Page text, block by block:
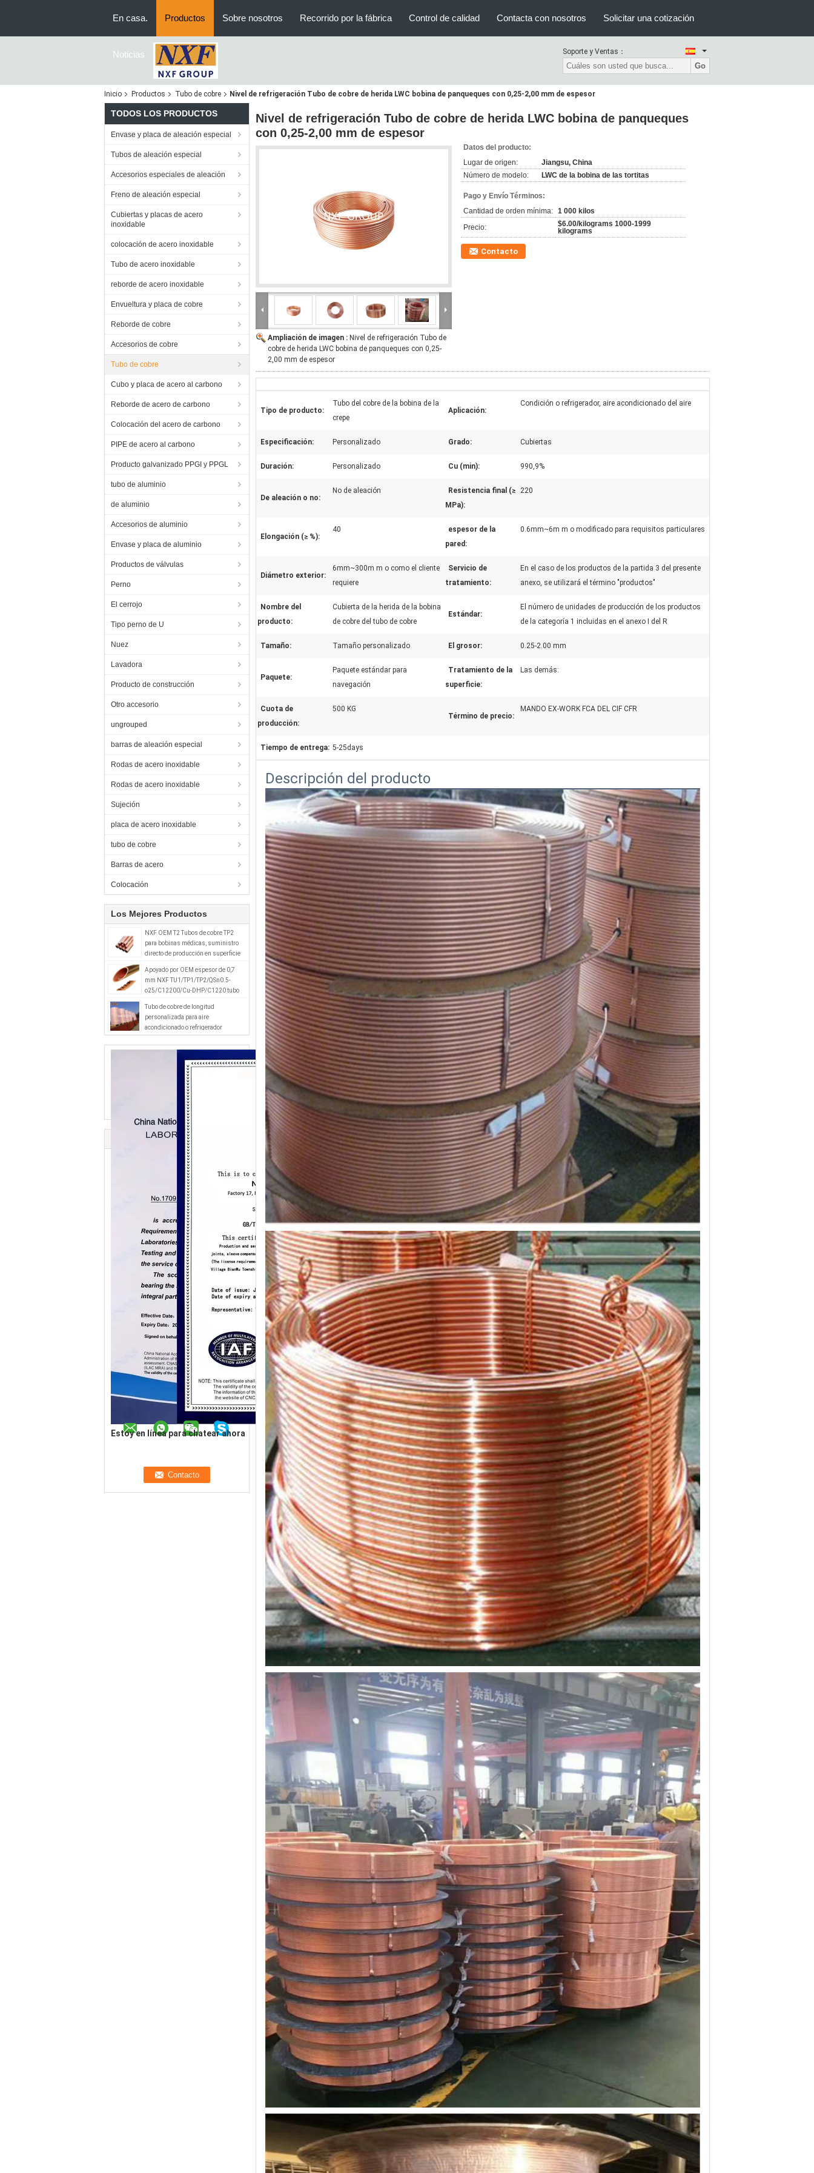
Deja un mensaje
¡Te llamaremos pronto!
PRESENTACIóN
En casa. Productos Sobre nosotros Recorrido por la fábrica Control de calidad Contacta con nosotros Solicitar una cotización
Noticias Soporte y Ventas：
Go
Inicio Productos Tubo de cobre Nivel de refrigeración Tubo de cobre de herida LWC bobina de panqueques con 0,25-2,00 mm de espesor
TODOS LOS PRODUCTOS
Envase y placa de aleación especial
Tubos de aleación especial
Accesorios especiales de aleación
Freno de aleación especial
Cubiertas y placas de acero
inoxidable
colocación de acero inoxidable
Tubo de acero inoxidable
reborde de acero inoxidable
Envueltura y placa de cobre
Reborde de cobre
Accesorios de cobre
Tubo de cobre
Cubo y placa de acero al carbono
Reborde de acero de carbono
Colocación del acero de carbono
PIPE de acero al carbono
Producto galvanizado PPGI y PPGL
tubo de aluminio
de aluminio
Accesorios de aluminio
Envase y placa de aluminio
Productos de válvulas
Perno
El cerrojo
Tipo perno de U
Nuez
Lavadora
Producto de construcción
Otro accesorio
ungrouped
barras de aleación especial
Rodas de acero inoxidable
Rodas de acero inoxidable
Sujeción
placa de acero inoxidable
tubo de cobre
Barras de acero
Colocación
Los Mejores Productos
NXF OEM T2 Tubos de cobre TP2
para bobinas médicas, suministro
directo de producción en superficie
Apoyado por OEM espesor de 0,7
mm NXF TU1/TP1/TP2/QSn0.5-
o25/C12200/Cu-DHP/C1220 tubo
industria HVAC
Tubo de cobre de longitud
personalizada para aire
acondicionado o refrigerador
Estándar ASTM
Estoy en línea para chatear ahora
Nivel de refrigeración Tubo de cobre de herida LWC bobina de panqueques
con 0,25-2,00 mm de espesor
Ampliación de imagen : Nivel de refrigeración Tubo de
cobre de herida LWC bobina de panqueques con 0,25-
2,00 mm de espesor
Datos del producto:
Lugar de origen:
Jiangsu, China
Número de modelo:
LWC de la bobina de las tortitas
Pago y Envío Términos:
Cantidad de orden mínima: 1 000 kilos
Precio:
$6.00/kilograms 1000-1999
kilograms
Contacto
Tipo de producto:
Tubo del cobre de la bobina de la
crepe
Aplicación:
Condición o refrigerador, aire acondicionado del aire
Especificación: Personalizado Grado: Cubiertas
Duración: Personalizado Cu (min): 990,9%
De aleación o no:
No de aleación
Resistencia final (≥
MPa):
220
Elongación (≥ %):
40
espesor de la
pared:
0.6mm~6m m o modificado para requisitos particulares
Diámetro exterior:
6mm~300m m o como el cliente
requiere
Servicio de
tratamiento:
En el caso de los productos de la partida 3 del presente
anexo, se utilizará el término "productos"
Nombre del
producto:
Cubierta de la herida de la bobina
de cobre del tubo de cobre
Estándar:
El número de unidades de producción de los productos
de la categoría 1 incluidas en el anexo I del R
Tamaño: Tamaño personalizado El grosor: 0.25-2.00 mm
Paquete:
Paquete estándar para
navegación
Tratamiento de la
superficie:
Las demás:
Cuota de
producción:
500 KG
Término de precio:
MANDO EX-WORK FCA DEL CIF CFR
Tiempo de entrega: 5-25days
Descripción del producto